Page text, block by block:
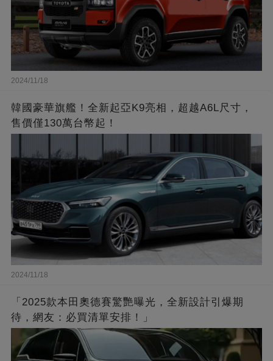
2024/11/18
韓國豪華旗艦！全新起亞K9亮相，超越A6L尺寸，
售價僅130萬台幣起！
2024/11/18
「2025款本田奧德賽驚艷曝光，全新設計引爆期
待，網友：必買清單安排！」